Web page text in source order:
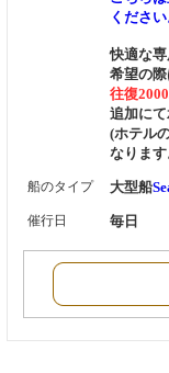
くださ
快適な
希望の
往復
追加に
(ホテル
なりま
船のタイプ 大型船
催行日 毎日